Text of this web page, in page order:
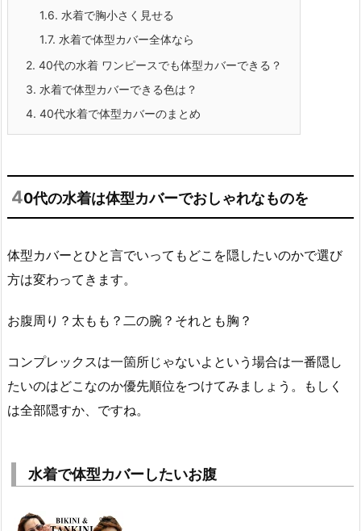
1.6. 水着で胸小さく見せる
1.7. 水着で体型カバー全体なら
2. 40代の水着 ワンピースでも体型カバーできる？
3. 水着で体型カバーできる色は？
4. 40代水着で体型カバーのまとめ
40代の水着は体型カバーでおしゃれなものを
体型カバーとひと言でいってもどこを隠したいのかで選び
方は変わってきます。
お腹周り？太もも？二の腕？それとも胸？
コンプレックスは一箇所じゃないよという場合は一番隠し
たいのはどこなのか優先順位をつけてみましょう。もしく
は全部隠すか、ですね。
水着で体型カバーしたいお腹